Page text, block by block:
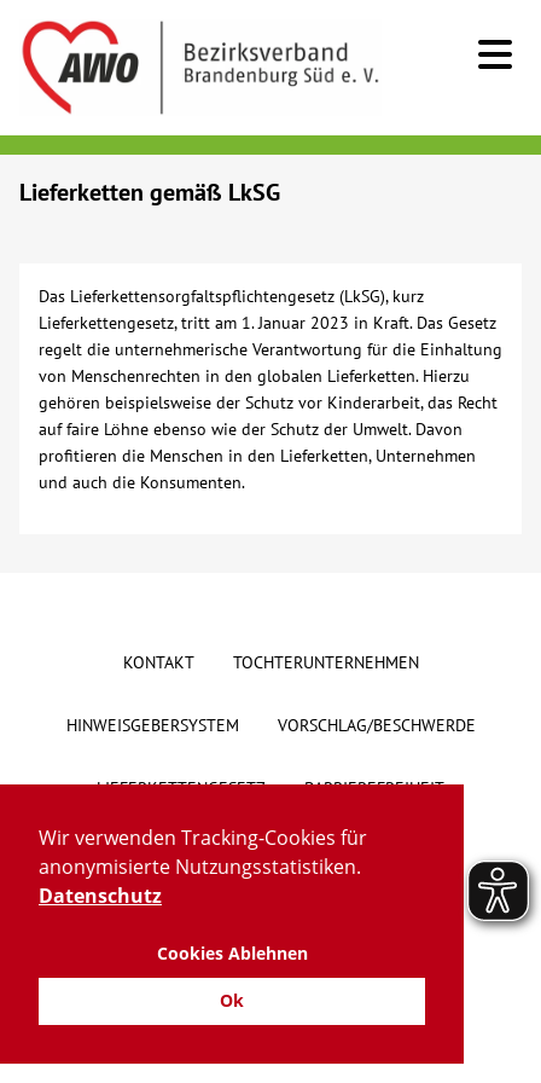
Wir verwenden Tracking-Cookies für
anonymisierte Nutzungsstatistiken.
Datenschutz
Cookies Ablehnen
Ok
Menschen mit Behinderung
Beratung & Hilfe
Begegnung
Veranstaltungen
Spenden
Mitmachen
Karriere
Suche
Lieferketten gemäß LkSG
Das Lieferkettensorgfaltspflichtengesetz (LkSG), kurz
Lieferkettengesetz, tritt am 1. Januar 2023 in Kraft. Das Gesetz
regelt die unternehmerische Verantwortung für die Einhaltung
von Menschenrechten in den globalen Lieferketten. Hierzu
gehören beispielsweise der Schutz vor Kinderarbeit, das Recht
auf faire Löhne ebenso wie der Schutz der Umwelt. Davon
profitieren die Menschen in den Lieferketten, Unternehmen
und auch die Konsumenten.
KONTAKT TOCHTERUNTERNEHMEN
HINWEISGEBERSYSTEM VORSCHLAG/BESCHWERDE
LIEFERKETTENGESETZ BARRIEREFREIHEIT
IMPRESSUM DATENSCHUTZ TRANSPARENZ